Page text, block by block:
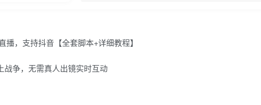
争，无需真人出镜实时互动